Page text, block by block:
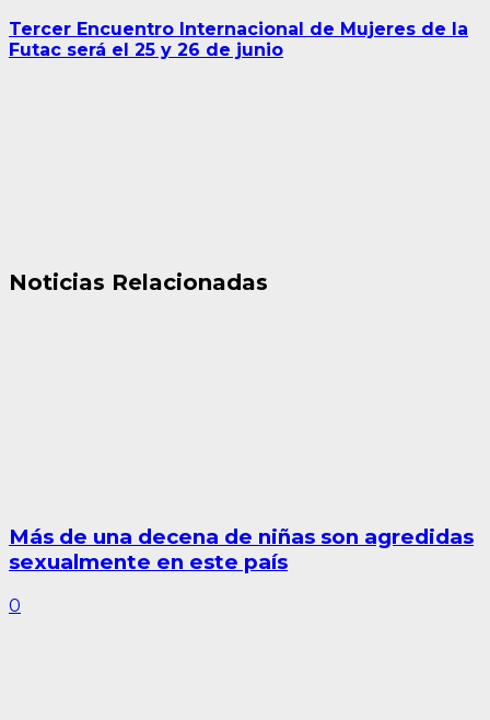
Tercer Encuentro Internacional de Mujeres de la
Futac será el 25 y 26 de junio
Noticias Relacionadas
Más de una decena de niñas son agredidas
sexualmente en este país
0